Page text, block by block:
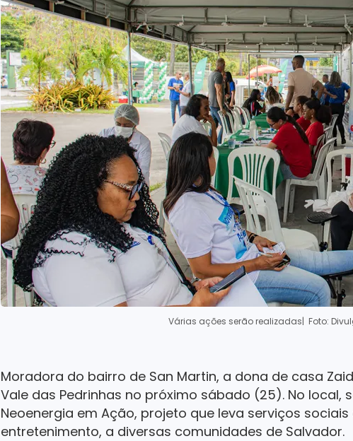
Várias ações serão realizadas| Foto:
Moradora do bairro de San Martin, a dona de casa
Vale das Pedrinhas no próximo sábado (25). No local,
Neoenergia em Ação, projeto que leva serviços
entretenimento, a diversas comunidades de Salvador.